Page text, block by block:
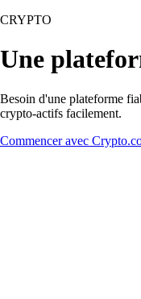
CRYPTO
Une
Besoin d'une plateforme
crypto-actifs facilement.
Commencer avec